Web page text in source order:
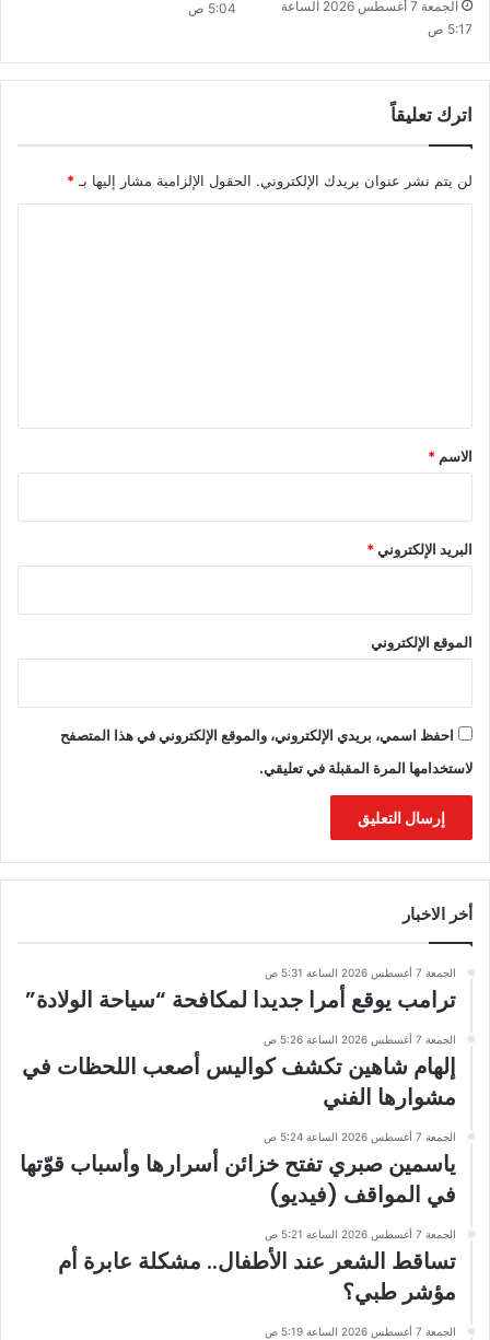
الجمعة 7 أغسطس 2026 الساعة
5:17 ص
5:04 ص
اترك تعليقاً
لن يتم نشر عنوان بريدك الإلكتروني. الحقول الإلزامية مشار إليها بـ *
*
الاسم *
البريد الإلكتروني*
الموقع الإلكتروني
احفظ اسمي، بريدي الإلكتروني، والموقع الإلكتروني في هذا المتصفح
لاستخدامها المرة المقبلة في تعليقي.
أخر الاخبار
الجمعة 7 أغسطس 2026 الساعة 5:31 ص
ترامب يوقع أمرا جديدا لمكافحة “سياحة الولادة”
الجمعة 7 أغسطس 2026 الساعة 5:26 ص
إلهام شاهين تكشف كواليس أصعب اللحظات في
مشوارها الفني
الجمعة 7 أغسطس 2026 الساعة 5:24 ص
ياسمين صبري تفتح خزائن أسرارها وأسباب قوّتها
في المواقف (فيديو)
الجمعة 7 أغسطس 2026 الساعة 5:21 ص
تساقط الشعر عند الأطفال.. مشكلة عابرة أم
مؤشر طبي؟
الجمعة 7 أغسطس 2026 الساعة 5:19 ص